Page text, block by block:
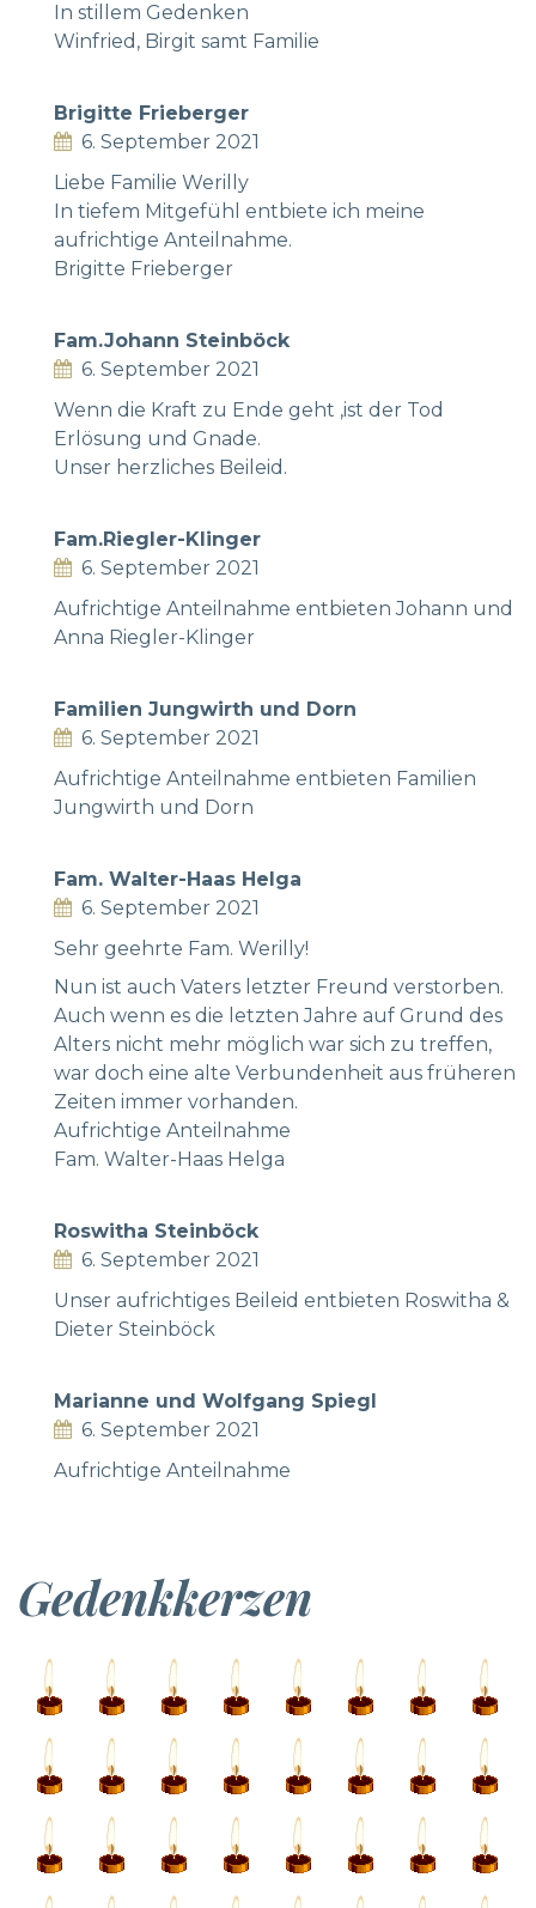
In stillem Gedenken
Winfried, Birgit samt Familie
Brigitte Frieberger
6. September 2021
Liebe Familie Werilly
In tiefem Mitgefühl entbiete ich meine
aufrichtige Anteilnahme.
Brigitte Frieberger
Fam.Johann Steinböck
6. September 2021
Wenn die Kraft zu Ende geht ,ist der Tod
Erlösung und Gnade.
Unser herzliches Beileid.
Fam.Riegler-Klinger
6. September 2021
Aufrichtige Anteilnahme entbieten Johann und
Anna Riegler-Klinger
Familien Jungwirth und Dorn
6. September 2021
Aufrichtige Anteilnahme entbieten Familien
Jungwirth und Dorn
Fam. Walter-Haas Helga
6. September 2021
Sehr geehrte Fam. Werilly!
Nun ist auch Vaters letzter Freund verstorben.
Auch wenn es die letzten Jahre auf Grund des
Alters nicht mehr möglich war sich zu treffen,
war doch eine alte Verbundenheit aus früheren
Zeiten immer vorhanden.
Aufrichtige Anteilnahme
Fam. Walter-Haas Helga
Roswitha Steinböck
6. September 2021
Unser aufrichtiges Beileid entbieten Roswitha &
Dieter Steinböck
Marianne und Wolfgang Spiegl
6. September 2021
Aufrichtige Anteilnahme
Gedenkkerzen